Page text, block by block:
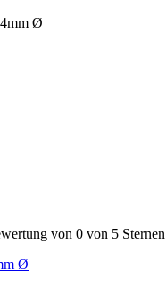
von 0 von 5 Sternen
Ø